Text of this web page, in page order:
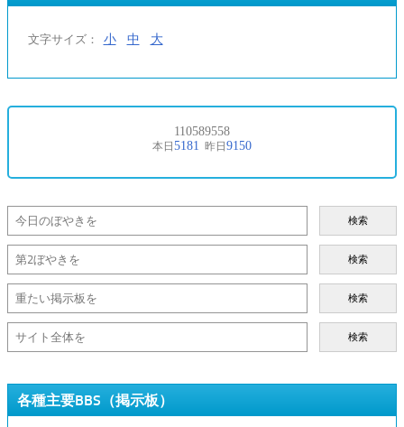
文字サイズ： 小 中 大
検索
検索
検索
検索
各種主要BBS（掲示板）